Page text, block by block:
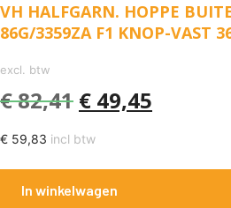
VH HALFGARN. HOPPE
86G/3359ZA F1 KNOP-VAST
excl. btw
€82,41 € 49,45
€ 59,83 incl btw
In winkelwagen